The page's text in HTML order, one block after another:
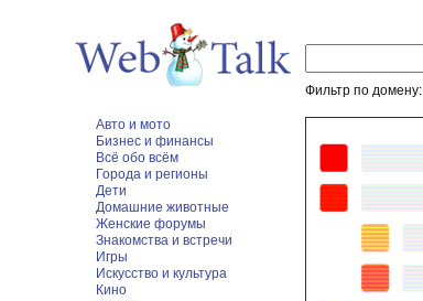
Фильтр по домену:
Авто и мото
Бизнес и финансы
Всё обо всём
Города и регионы
Дети
Домашние животные
Женские форумы
Знакомства и встречи
Игры
Искусство и культура
Кино